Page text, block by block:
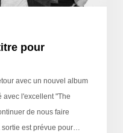
pour
avec un nouvel album
avec l'excellent "The
de nous faire
sortie est prévue pour…